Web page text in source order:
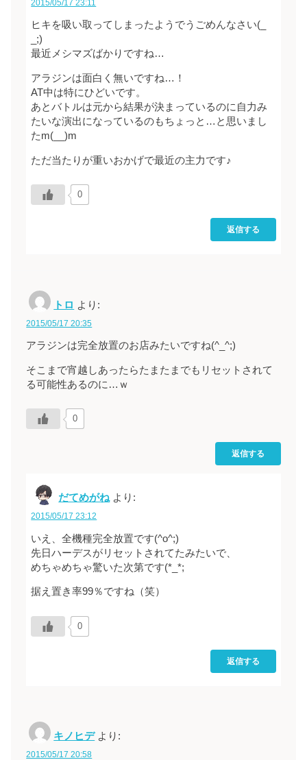
2015/05/17 23:11
ヒキを吸い取ってしまったようでうごめんなさい(_
_;)
最近メシマズばかりですね…
アラジンは面白く無いですね…！
AT中は特にひどいです。
あとバトルは元から結果が決まっているのに自力み
たいな演出になっているのもちょっと…と思いまし
たm(__)m
ただ当たりが重いおかげで最近の主力です♪
0
返信する
トロ より:
2015/05/17 20:35
アラジンは完全放置のお店みたいですね(^_^;)
そこまで宵越しあったらたまたまでもリセットされて
る可能性あるのに…ｗ
0
返信する
だてめがね より:
2015/05/17 23:12
いえ、全機種完全放置です(^o^;)
先日ハーデスがリセットされてたみたいで、
めちゃめちゃ驚いた次第です(*_*;
据え置き率99％ですね（笑）
0
返信する
キノヒデ より:
2015/05/17 20:58